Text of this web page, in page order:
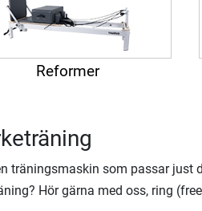
Reformer
träningsmaskin som passar just
Hör gärna med oss, ring